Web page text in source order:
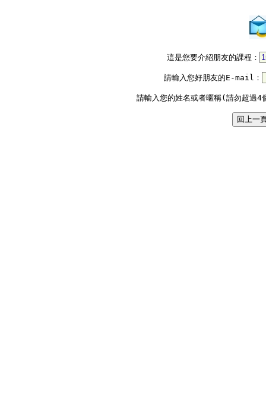
這是您要介紹朋友的課程：
請輸入您好朋友的E-mail：
請輸入您的姓名或者暱稱(請勿超過4